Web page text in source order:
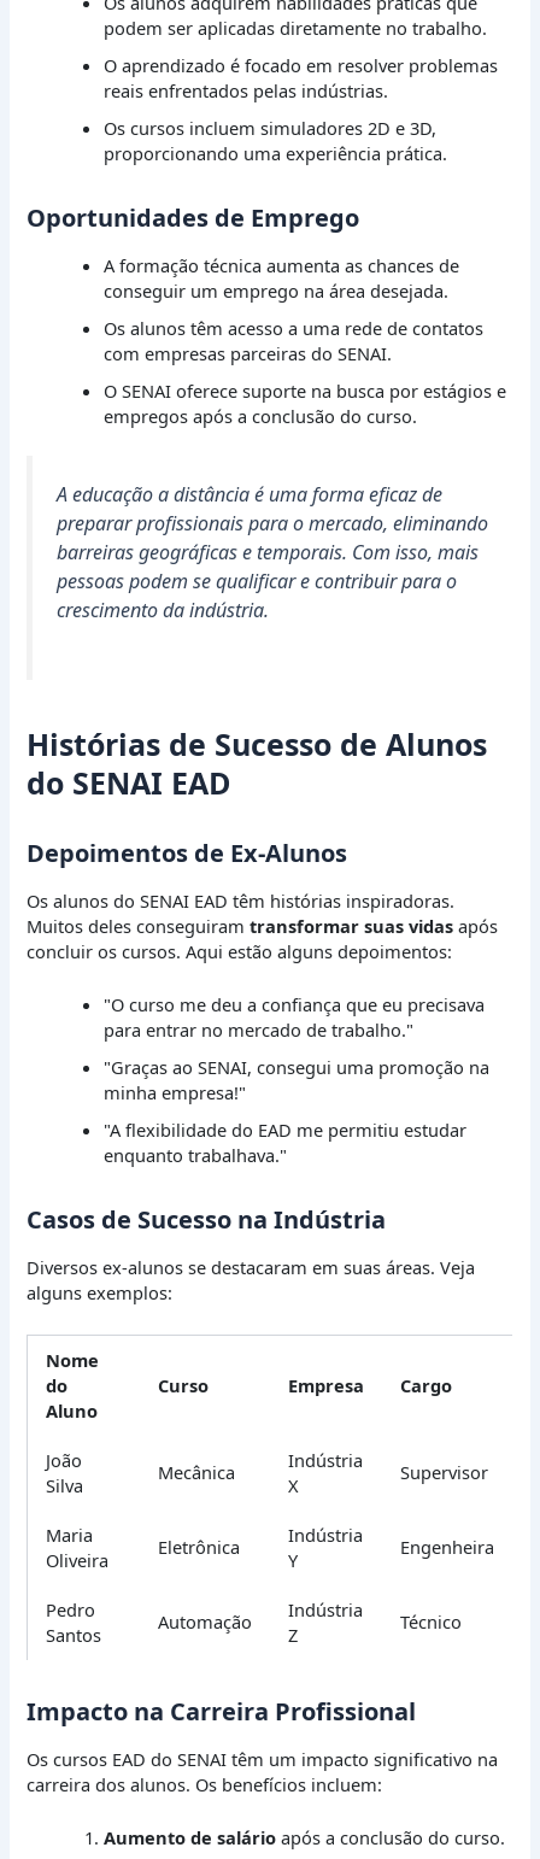
podem ser aplicadas diretamente no trabalho.
O aprendizado é focado em resolver problemas
reais enfrentados pelas indústrias.
Os cursos incluem simuladores 2D e 3D,
proporcionando uma experiência prática.
Oportunidades de Emprego
A formação técnica aumenta as chances de
conseguir um emprego na área desejada.
Os alunos têm acesso a uma rede de contatos
com empresas parceiras do SENAI.
O SENAI oferece suporte na busca por estágios e
empregos após a conclusão do curso.
A educação a distância é uma forma eficaz de
preparar profissionais para o mercado, eliminando
barreiras geográficas e temporais. Com isso, mais
pessoas podem se qualificar e contribuir para o
crescimento da indústria.
Histórias de Sucesso de Alunos
do SENAI EAD
Depoimentos de Ex-Alunos
Os alunos do SENAI EAD têm histórias inspiradoras.
Muitos deles conseguiramtransformar suas vidas após
concluir os cursos. Aqui estão alguns depoimentos:
"O curso me deu a confiança que eu precisava
para entrar no mercado de trabalho."
"Graças ao SENAI, consegui uma promoção na
minha empresa!"
"A flexibilidade do EAD me permitiu estudar
enquanto trabalhava."
Casos de Sucesso na Indústria
Diversos ex-alunos se destacaram em suas áreas. Veja
alguns exemplos:
Nome
do
Aluno
Curso Empresa Cargo
João
Silva
Mecânica
Indústria
X
Supervisor
Maria
Oliveira
Eletrônica
Indústria
Y
Engenheira
Pedro
Santos
Automação
Indústria
Z
Técnico
Impacto na Carreira Profissional
Os cursos EAD do SENAI têm um impacto significativo na
carreira dos alunos. Os benefícios incluem:
Aumento de salário após a conclusão do curso.